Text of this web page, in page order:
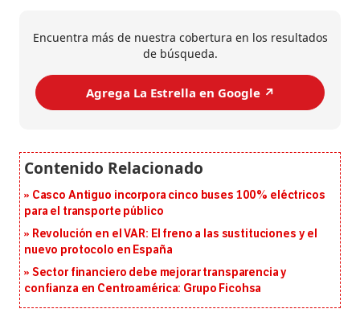
Encuentra más de nuestra cobertura en los resultados
de búsqueda.
Agrega La Estrella en Google ↗️
Casco Antiguo incorpora cinco buses 100% eléctricos
para el transporte público
Revolución en el VAR: El freno a las sustituciones y el
nuevo protocolo en España
Sector financiero debe mejorar transparencia y
confianza en Centroamérica: Grupo Ficohsa